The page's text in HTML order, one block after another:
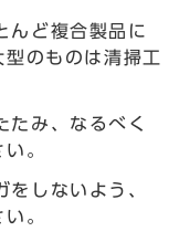
んど複合製品に
のものは清掃工
たみ、なるべく
。
をしないよう、
。